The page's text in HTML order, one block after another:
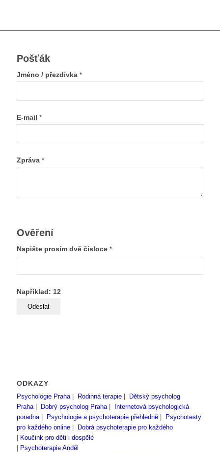
Pošťák
Jméno / přezdívka *
E-mail *
Zpráva *
Ověření
Napište prosím dvě čísloce *
Například: 12
ODKAZY
Psychologie Praha| Rodinná terapie|
Dětský psycholog
Praha| Dobrý psycholog Praha|
Internetová psychologická
poradna| Psychologie a psychoterapie přehledně|
Psychotesty
pro každého online|
Dobrá psychoterapie pro každého
Koučink pro děti i dospělé
Psychoterapie Anděl